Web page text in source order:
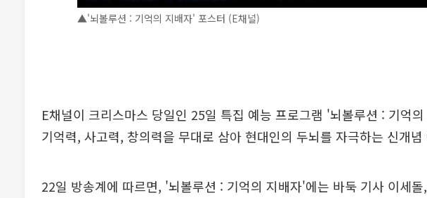
▲'뇌볼루션 : 기억의 지배자' 포스터 (E채널)
E채널이 크리스마스 당일인 25일 특집 예능 프로그램 '뇌볼루션 : 기억
기억력, 사고력, 창의력을 무대로 삼아 현대인의 두뇌를 자극하는 신개념
22일 방송계에 따르면, '뇌볼루션 : 기억의 지배자'에는 바둑 기사 이세